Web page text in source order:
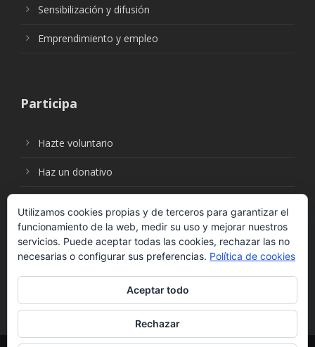
Sensibilización y difusión
Emprendimiento y empleo
Participa
Hazte voluntario
Haz un donativo
Síguenos en:
Utilizamos cookies propias y de terceros para garantizar el
funcionamiento de la web, medir su uso y mejorar nuestros
servicios. Puede aceptar todas las cookies, rechazar las no
necesarias o configurar sus preferencias. Política de cookies
Aceptar todo
Rechazar